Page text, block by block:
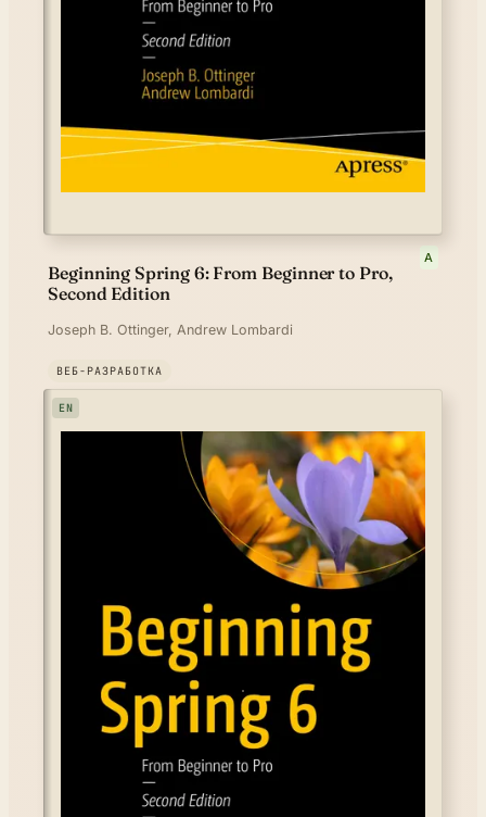
Beginning Spring 6: From Beginner to Pro,
Second Edition
A
Joseph B. Ottinger, Andrew Lombardi
ВЕБ-РАЗРАБОТКА
EN